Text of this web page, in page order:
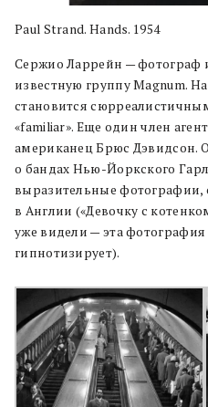
Paul Strand. Hands. 1954
Сержио Ларрейн — фотограф
известную группу Magnum.
становится
«familiar». Еще один член
американец Брюс Дэвидсон.
о бандах Нью-Йоркского
выразительные фотографии,
в Англии («Девочку с
уже видели — эта фотография
гипнотизирует).